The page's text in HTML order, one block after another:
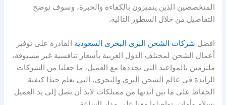
المتخصصين الذين يتميزون بالكفاءة والخبرة، وسوف نوضح
التفاصيل من خلال السطور التالية.
افضل شركات الشحن البرى البحرى السعودية القادرة على توفير
أعمال الشحن لمختلف الدول العربية بأسعار تنافسية غير مسبوقة،
ملتزمين بالمواعيد التي نحددها مع العميل، ما جعلنا من الشركات
الرائدة في عالم الشحن البري والبحري، التي تعلم جيدًا كيفية
الحفاظ على ما بين أيديها من ممتلكات لابد أن تصل إلى يد العميل